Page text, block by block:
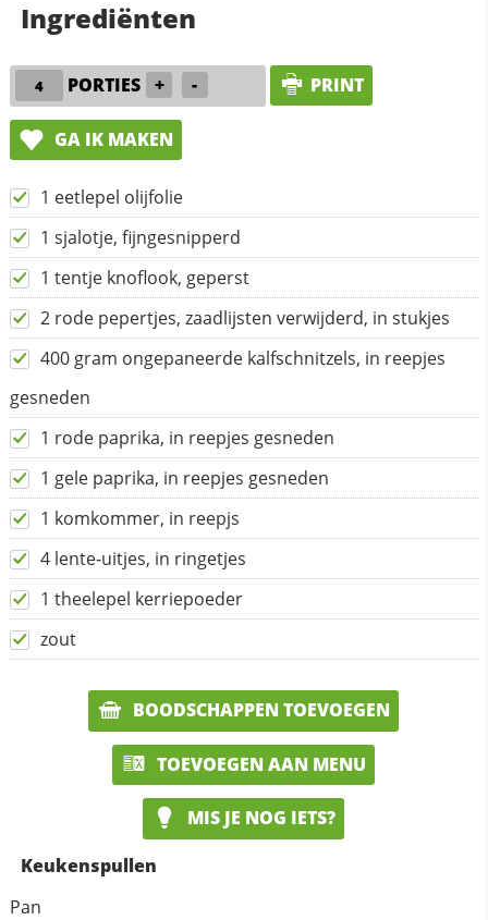
Ingrediënten
PORTIES + - PRINT
GA IK MAKEN
1 eetlepel olijfolie
1 sjalotje, fijngesnipperd
1 tentje knoflook, geperst
2 rode pepertjes, zaadlijsten verwijderd, in stukjes
400 gram ongepaneerde kalfschnitzels, in reepjes
gesneden
1 rode paprika, in reepjes gesneden
1 gele paprika, in reepjes gesneden
1 komkommer, in reepjs
4 lente-uitjes, in ringetjes
1 theelepel kerriepoeder
zout
BOODSCHAPPEN TOEVOEGEN
TOEVOEGEN AAN MENU
MIS JE NOG IETS?
Keukenspullen
Pan